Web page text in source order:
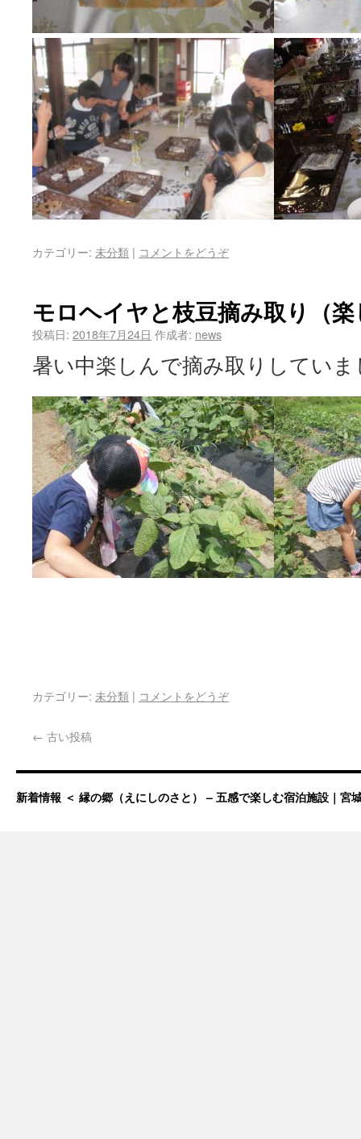
カテゴリー: 未分類 | コメントをどうぞ
モロヘイヤと枝豆摘み取り（
投稿日: 2018年7月24日 作成者: news
暑い中楽しんで摘み取りしていま
カテゴリー: 未分類 | コメントをどうぞ
← 古い投稿
新着情報 ＜ 縁の郷（えにしのさと） – 五感で楽しむ宿泊施設｜宮